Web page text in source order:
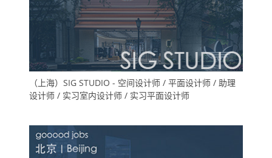
（上海）SIG STUDIO - 空间设计师 / 平面设计师 / 助理
设计师 / 实习室内设计师 / 实习平面设计师